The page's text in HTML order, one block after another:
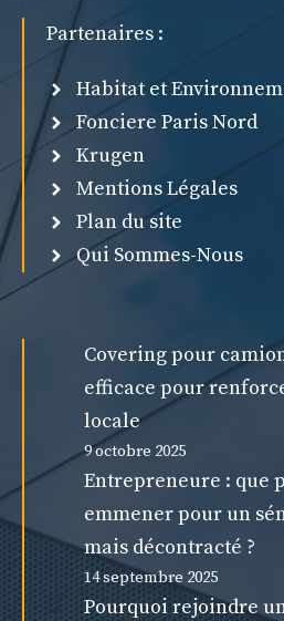
Partenaires :
Habitat et
Fonciere Paris Nord
Krugen
Mentions Légales
Plan du site
Qui Sommes-Nous
Covering pour
efficace pour
locale
9 octobre 2025
Entrepreneure : que
emmener pour un
mais décontracté ?
14 septembre 2025
Pourquoi rejoindre